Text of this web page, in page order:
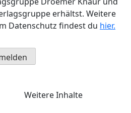
erhältst. Weitere
Datenschutz findest du hier.
Weitere Inhalte